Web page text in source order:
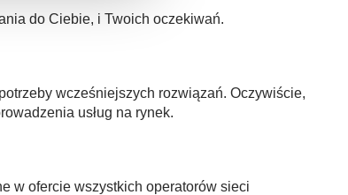
do Ciebie, i Twoich oczekiwań.
wcześniejszych rozwiązań. Oczywiście,
usług na rynek.
w ofercie wszystkich operatorów sieci